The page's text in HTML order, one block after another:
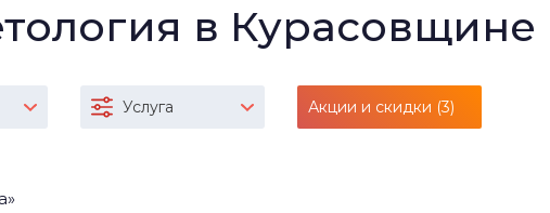
в Курасовщине
Услуга Акции и скидки (3)